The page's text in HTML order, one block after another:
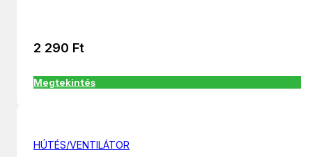
2 290 Ft
Megtekintés
HÚTÉS/VENTILÁTOR